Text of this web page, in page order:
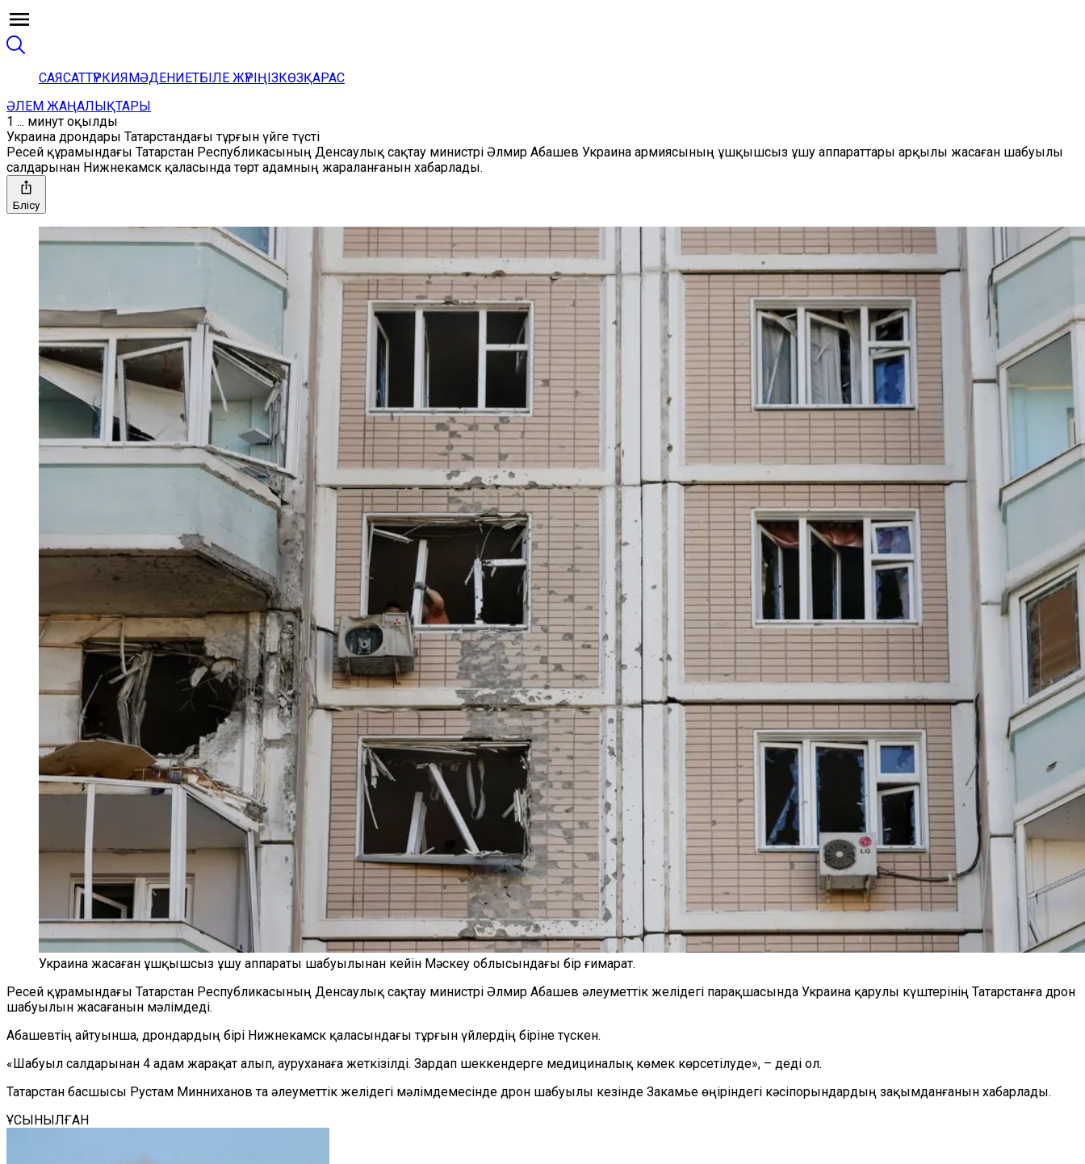
САЯСАТТҮРКИЯМӘДЕНИЕТБІЛЕ ЖҮРІҢІЗКӨЗҚАРАС
ӘЛЕМ ЖАҢАЛЫҚТАРЫ
1 ... минут оқылды
Украина дрондары Татарстандағы тұрғын үйге түсті
Ресей құрамындағы Татарстан Республикасының Денсаулық сақтау министрі Әлмир Абашев Украина армиясының ұшқышсыз ұшу аппараттары арқылы жасаған шабуылы
салдарынан Нижнекамск қаласында төрт адамның жараланғанын хабарлады.
Бөлісу
Украина жасаған ұшқышсыз ұшу аппараты шабуылынан кейін Мәскеу облысындағы бір ғимарат.
Ресей құрамындағы Татарстан Республикасының Денсаулық сақтау министрі Әлмир Абашев әлеуметтік желідегі парақшасында Украина қарулы күштерінің Татарстанға дрон
шабуылын жасағанын мәлімдеді.
Абашевтің айтуынша, дрондардың бірі Нижнекамск қаласындағы тұрғын үйлердің біріне түскен.
«Шабуыл салдарынан 4 адам жарақат алып, ауруханаға жеткізілді. Зардап шеккендерге медициналық көмек көрсетілуде», – деді ол.
Татарстан басшысы Рустам Минниханов та әлеуметтік желідегі мәлімдемесінде дрон шабуылы кезінде Закамье өңіріндегі кәсіпорындардың зақымданғанын хабарлады.
ҰСЫНЫЛҒАН